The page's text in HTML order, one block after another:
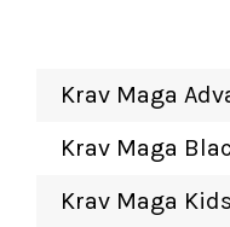
Krav Maga
Krav Maga
Krav Maga